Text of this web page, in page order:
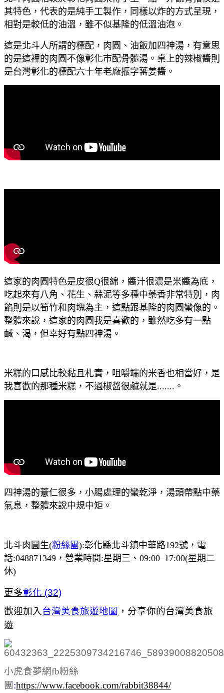
其特色，代表的是純手工製作，同樣以炸的方式呈現，
相對是較低的油溫，雖不似基隆的低溫油泡。
這是北斗人所謂的標配，肉圓、油飯加四神湯，有意思
的是這裡的肉圓不像彰化市配骨髓湯。桌上的辣椒醬則
是台灣彰化的標配六十年老廠振字蕃姜醬。
這家的肉圓特色是皮很Q很綿，醬汁很濃是米醬為底，
吃起來有八角、花生、蒜泥等多種中藥香非常特別，肉
餡則是以筍竹和肉塊為主，這點跟基隆的肉圓蠻像的。
整體來說，這家的肉圓我是喜歡的，雖然吃多有一點
鹹、渴，但幸好有點四神湯。
米糕的口感比較黏且札實，咀嚼端的米香也相當好，是
我喜歡的那種米糕，不過椒醬很鹹就是.......。
四神湯的薏仁很多，小腸處理的蠻乾淨，湯頭帶點中藥
氣息，整體來說中規中矩。
北斗肉圓生(粉絲團):彰化縣北斗鎮中華路192號，電
話:048871349，營業時間:星期三、09:00–17:00(星期二
休)
更多彰化 (32)
歡迎加入 台灣美食旅遊地圖 ， 分享你的台灣美食旅
遊
小虎食夢網fb粉絲
團 :https://www.facebook.com/rabbit38844/